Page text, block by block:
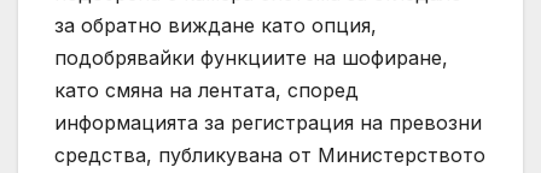
за обратно виждане като опция,
подобрявайки функциите на шофиране,
като смяна на лентата, според
информацията за регистрация на превозни
средства, публикувана от Министерството